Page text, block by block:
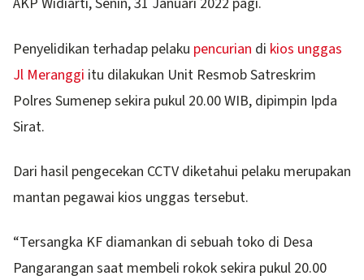
Penyelidikan terhadap pelaku pencurian di kios unggas
Jl Meranggi itu dilakukan Unit Resmob Satreskrim
Polres Sumenep sekira pukul 20.00 WIB, dipimpin Ipda
Sirat.
Dari hasil pengecekan CCTV diketahui pelaku merupakan
mantan pegawai kios unggas tersebut.
“Tersangka KF diamankan di sebuah toko di Desa
Pangarangan saat membeli rokok sekira pukul 20.00